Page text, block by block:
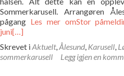
Sommerkarusell. Arrangøren
pågang Les mer omStor
juni[…]
Skrevet iAktuelt,Ålesund, Karusell,
sommerkarusell
Legg igjen en